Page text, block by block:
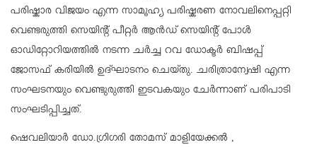
പരിഷ്കാര വിജയം എന്ന സാമൂഹ്യ പരിഷ്കരണ നോവലിനെപ്പറ്റി
വെണ്ടരുത്തി സെയിന്റ് പീറ്റർ ആൻഡ് സെയിന്റ് പോൾ
ഓഡിറ്റോറിയത്തിൽ നടന്ന ചർച്ച റവ ഡോക്ടർ ബിഷപ്പ്
ജോസഫ് കരിയിൽ ഉദ്ഘാടനം ചെയ്തു. ചരിത്രാന്വേഷി എന്ന
സംഘടനയും വെണ്ടുരുത്തി ഇടവകയും ചേർന്നാണ് പരിപാടി
സംഘടിപ്പിച്ചത്.
ഷെവലിയാർ ഡോ.ഗ്രിഗരി തോമസ് മാളിയേക്കൽ ,